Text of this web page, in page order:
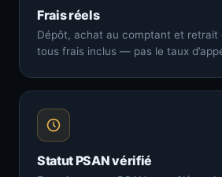
Frais réels
Dépôt, achat au comptant et retrait
tous frais inclus — pas le taux
Statut PSAN vérifié